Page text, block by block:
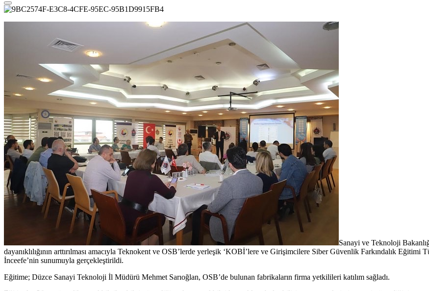
Sanayi ve Teknoloji
dayanıklılığının arttırılması amacıyla Teknokent ve OSB’lerde yerleşik ‘KOBİ’lere ve Girişimcilere Siber Güvenlik Farkındalık
İnceefe’nin sunumuyla gerçekleştirildi.
Eğitime; Düzce Sanayi Teknoloji İl Müdürü Mehmet Sarıoğlan, OSB’de bulunan fabrikaların firma yetkilileri katılım sağladı.